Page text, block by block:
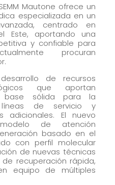
Mautone ofrece un
especializada en un
centrado en
Este, aportando una
y confiable para
procuran
de recursos
que aportan
base sólida para la
de servicio y
adicionales. El nuevo
de atención
basado en el
con perfil molecular
de nuevas técnicas
recuperación rápida,
equipo de múltiples
funcione lo
mejor posible
durante tu
visita. Si
rechaza estas
algunas
funcionalidades
desaparecerán
de la web.
Marketing
Al compartir tus